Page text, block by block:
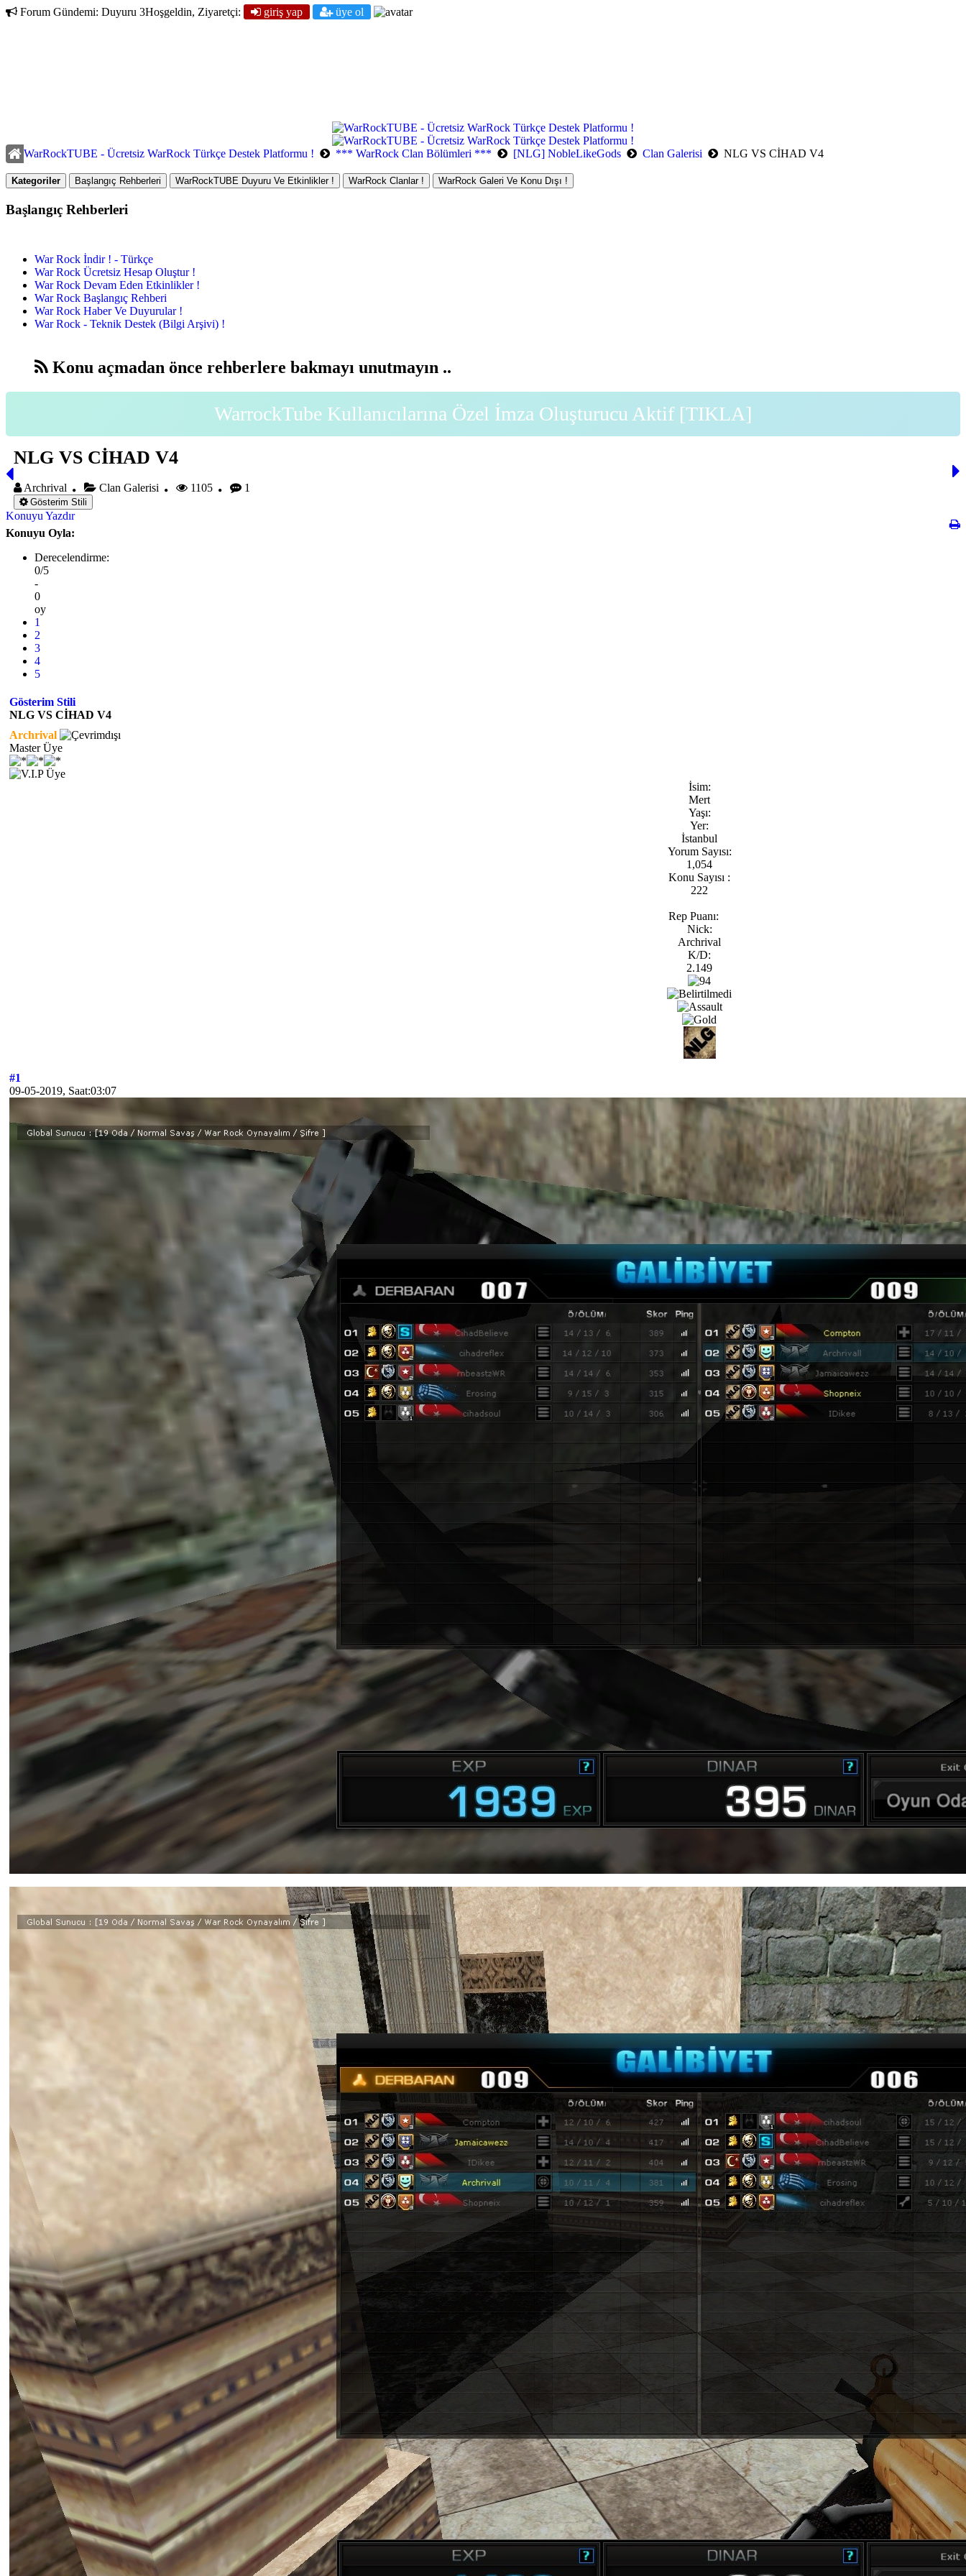
Forum Gündemi: Duyuru 3Hoşgeldin, Ziyaretçi: giriş yap üye ol
WarRockTUBE - Ücretsiz WarRock Türkçe Destek Platformu ! *** WarRock Clan Bölümleri *** [NLG] NobleLikeGods Clan Galerisi NLG VS CİHAD V4
Kategoriler Başlangıç Rehberleri WarRockTUBE Duyuru Ve Etkinlikler ! WarRock Clanlar ! WarRock Galeri Ve Konu Dışı !
Başlangıç Rehberleri
War Rock İndir ! - Türkçe
War Rock Ücretsiz Hesap Oluştur !
War Rock Devam Eden Etkinlikler !
War Rock Başlangıç Rehberi
War Rock Haber Ve Duyurular !
War Rock - Teknik Destek (Bilgi Arşivi) !
Konu açmadan önce rehberlere bakmayı unutmayın ..
WarrockTube Kullanıcılarına Özel İmza Oluşturucu Aktif [TIKLA]
NLG VS CİHAD V4
Archrival Clan Galerisi 1105 1
Gösterim Stili
Konuyu Yazdır
Konuyu Oyla:
Derecelendirme:
0/5
-
0
oy
1
2
3
4
5
Gösterim Stili
NLG VS CİHAD V4
Archrival
Master Üye
İsim:
Mert
Yaşı:
Yer:
İstanbul
Yorum Sayısı:
1,054
Konu Sayısı :
222
Rep Puanı:
Nick:
Archrival
K/D:
2.149
#1
09-05-2019, Saat:03:07